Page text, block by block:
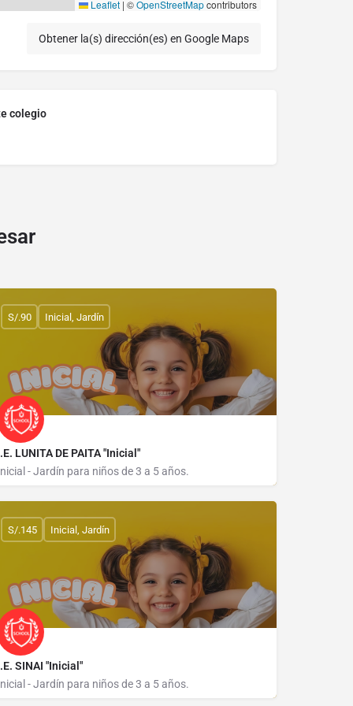
Leaflet | ©OpenStreetMapcontributors
Obtener la(s) dirección(es) en Google Maps
colegio
LUNITA DE PAITA "Inicial"
- Jardín para niños de 3 a 5 años.
S/.90 Inicial, Jardín
SINAI "Inicial"
- Jardín para niños de 3 a 5 años.
S/.145 Inicial, Jardín